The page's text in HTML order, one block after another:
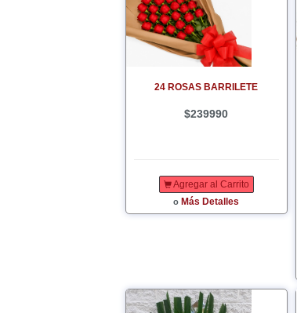
24 ROSAS BARRILETE
$239990
Agregar al Carrito
o Más Detalles